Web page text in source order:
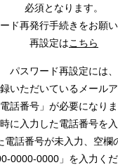
必須となります。
ド再発行手続きをお願い
再設定はこちら
パスワード再設定には、
いただいているメールア
電話番号」が必要になりま
に入力した電話番号を入
電話番号が未入力、空欄
0000-0000」を入力くだ